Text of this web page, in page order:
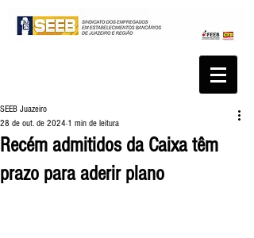
Recém admitidos da Caixa têm
prazo para aderir plano
SEEB Juazeiro
28 de out. de 2024 1 min de leitura